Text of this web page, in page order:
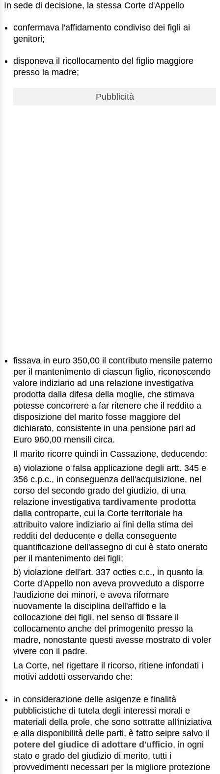
In sede di decisione, la stessa Corte d'Appello
confermava l'affidamento condiviso dei figli ai
genitori;
disponeva il ricollocamento del figlio maggiore
presso la madre;
Pubblicità
fissava in euro 350,00 il contributo mensile paterno
per il mantenimento di ciascun figlio, riconoscendo
valore indiziario ad una relazione investigativa
prodotta dalla difesa della moglie, che stimava
potesse concorrere a far ritenere che il reddito a
disposizione del marito fosse maggiore del
dichiarato, consistente in una pensione pari ad
Euro 960,00 mensili circa.
Il marito ricorre quindi in Cassazione, deducendo:
a) violazione o falsa applicazione degli artt. 345 e
356 c.p.c., in conseguenza dell'acquisizione, nel
corso del secondo grado del giudizio, di una
relazione investigativatardivamente prodotta
dalla controparte, cui la Corte territoriale ha
attribuito valore indiziario ai fini della stima dei
redditi del deducente e della conseguente
quantificazione dell'assegno di cui è stato onerato
per il mantenimento dei figli;
b) violazione dell'art. 337 octies c.c., in quanto la
Corte d'Appello non aveva provveduto a disporre
l'audizione dei minori, e aveva riformare
nuovamente la disciplina dell'affido e la
collocazione dei figli, nel senso di fissare il
collocamento anche del primogenito presso la
madre, nonostante questi avesse mostrato di voler
vivere con il padre.
La Corte, nel rigettare il ricorso, ritiene infondati i
motivi addotti osservando che:
in considerazione delle asigenze e finalità
pubblicistiche di tutela degli interessi morali e
materiali della prole, che sono sottratte all'iniziativa
e alla disponibilità delle parti, è fatto seipre salvo il
potere del giudice di adottare d'ufficio, in ogni
stato e grado del giudizio di merito, tutti i
provvedimenti necessari per la migliore protezione